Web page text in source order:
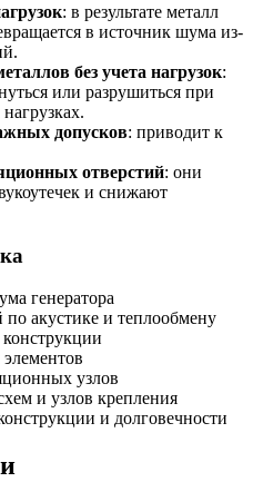
: в результате металл
в источник шума из-
без учета нагрузок:
или разрушиться при
допусков: приводит к
отверстий: они
и снижают
генератора
акустике и теплообмену
узлов
и узлов крепления
и долговечности